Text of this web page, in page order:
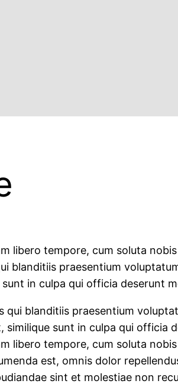
libero tempore, cum soluta
blanditiis praesentium
in culpa qui officia deserunt
blanditiis praesentium
sunt in culpa qui officia
libero tempore, cum soluta
est, omnis dolor
sint et molestiae non